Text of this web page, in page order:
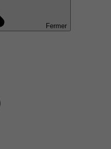
Fermer